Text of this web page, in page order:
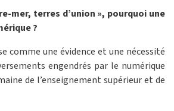
mer, terres d’union », pourquoi une
?
comme une évidence et une nécessité
engendrés par le numérique
de l’enseignement supérieur et de